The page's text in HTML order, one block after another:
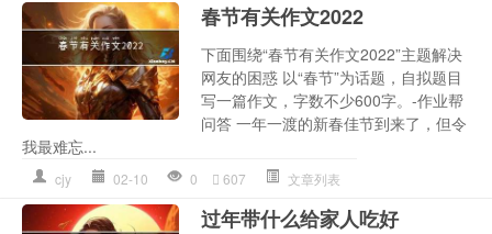
春节有关作文2022
下面围绕“春节有关作文2022”主题解决
网友的困惑 以“春节”为话题，自拟题目
写一篇作文，字数不少600字。-作业帮
问答 一年一渡的新春佳节到来了，但令
我最难忘...
cjy 02-10 0 607 文章列表
过年带什么给家人吃好